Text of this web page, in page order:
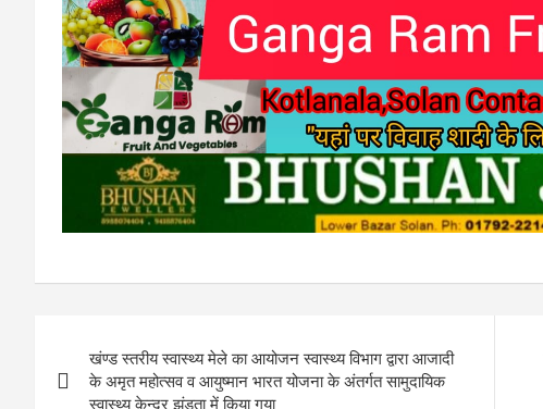
navigation
खंण्ड स्तरीय स्वास्थ्य मेले का आयोजन स्वास्थ्य विभाग द्वारा आजादी
के अमृत महोत्सव व आयुष्मान भारत योजना के अंतर्गत सामुदायिक
स्वास्थ्य केन्द्र झंडूता में किया गया